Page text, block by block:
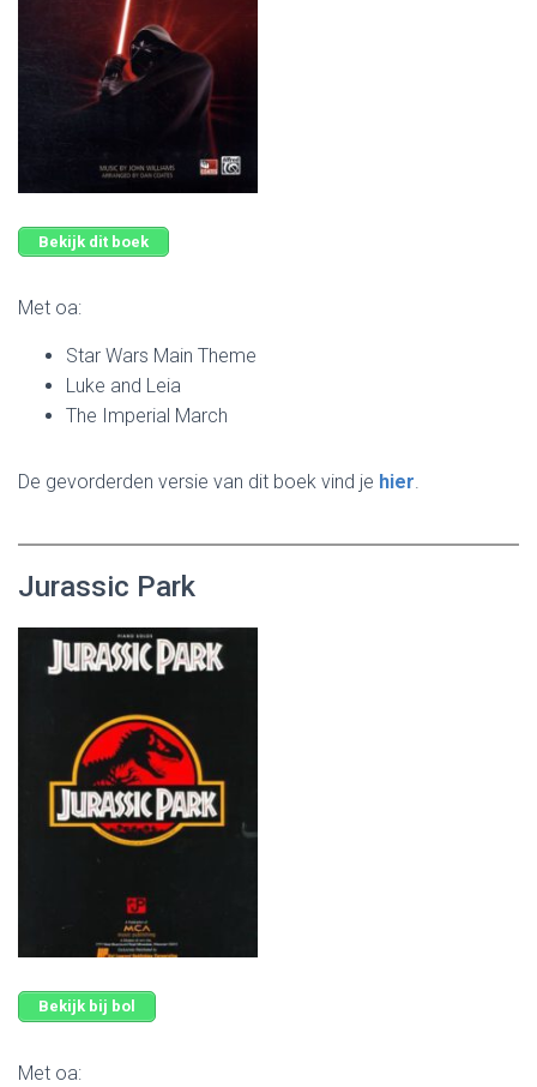
Bekijk dit boek
Met oa:
Star Wars Main Theme
Luke and Leia
The Imperial March
De gevorderden versie van dit boek vind je hier.
Jurassic Park
Bekijk bij bol
Met oa: